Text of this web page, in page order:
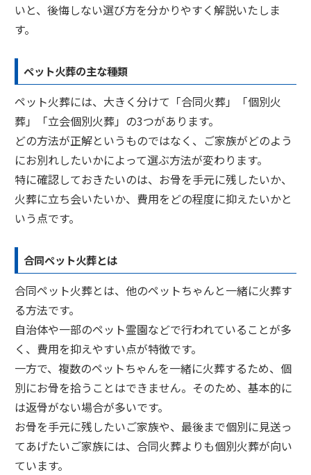
いと、後悔しない選び方を分かりやすく解説いたしま
す。
ペット火葬の主な種類
ペット火葬には、大きく分けて「合同火葬」「個別火
葬」「立会個別火葬」の3つがあります。
どの方法が正解というものではなく、ご家族がどのよう
にお別れしたいかによって選ぶ方法が変わります。
特に確認しておきたいのは、お骨を手元に残したいか、
火葬に立ち会いたいか、費用をどの程度に抑えたいかと
いう点です。
合同ペット火葬とは
合同ペット火葬とは、他のペットちゃんと一緒に火葬す
る方法です。
自治体や一部のペット霊園などで行われていることが多
く、費用を抑えやすい点が特徴です。
一方で、複数のペットちゃんを一緒に火葬するため、個
別にお骨を拾うことはできません。そのため、基本的に
は返骨がない場合が多いです。
お骨を手元に残したいご家族や、最後まで個別に見送っ
てあげたいご家族には、合同火葬よりも個別火葬が向い
ています。